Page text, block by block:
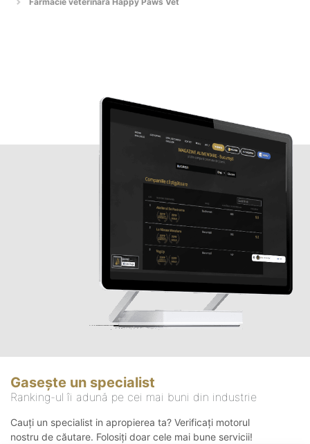
Gasește un specialist
Ranking-ul îi adună pe cei mai buni din industrie
Cauți un specialist in apropierea ta? Verificați motorul
nostru de căutare. Folosiți doar cele mai bune servicii!